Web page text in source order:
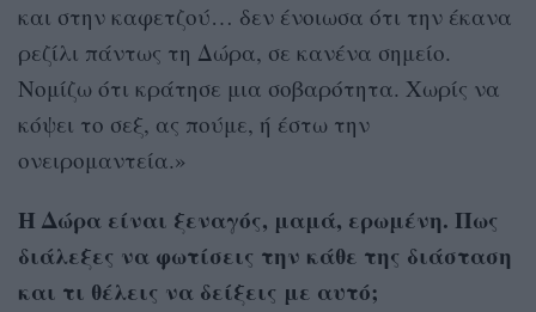
και στην καφετζού… δεν ένοιωσα ότι την έκανα
ρεζίλι πάντως τη Δώρα, σε κανένα σημείο.
Νομίζω ότι κράτησε μια σοβαρότητα. Χωρίς να
κόψει το σεξ, ας πούμε, ή έστω την
ονειρομαντεία.»
Η Δώρα είναι ξεναγός, μαμά, ερωμένη. Πως
διάλεξες να φωτίσεις την κάθε της διάσταση
και τι θέλεις να δείξεις με αυτό;